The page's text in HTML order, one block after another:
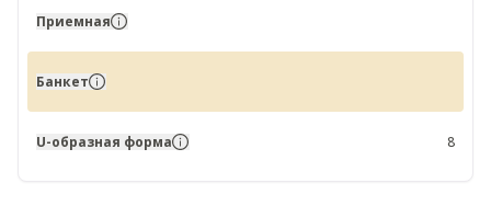
Приемная
Банкет
U-образная форма 8